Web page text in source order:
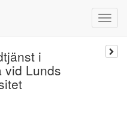
i
vid Lunds